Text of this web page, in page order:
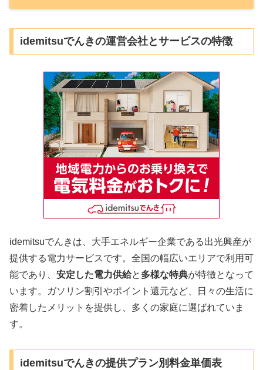
idemitsuでんきの運営会社とサービスの特徴
idemitsuでんきは、大手エネルギー企業である出光興産が
提供する電力サービスです。全国の幅広いエリアで利用可
能であり、 安定した電力供給と 多様な特典が特徴となって
います。ガソリン割引やポイント還元など、日々の生活に
密着したメリットを提供し、多くの家庭に選ばれていま
す。
idemitsuでんきの提供プラン別料金単価表